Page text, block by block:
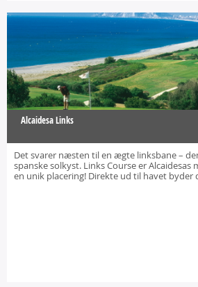
Alcaidesa Links
Det svarer næsten til en ægte linksbane –
spanske solkyst. Links Course er Alcaidesas
en unik placering! Direkte ud til havet byder